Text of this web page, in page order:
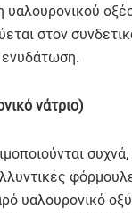
υαλουρονικού
στον
ενυδάτωση.
νάτριο)
υαλουρονικό